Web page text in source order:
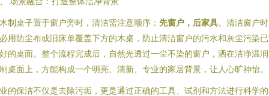
制桌子置于窗户旁时，清洁需注意顺序： 先窗户，后家具。清洁窗户
用防尘布或旧床单覆盖下方的木桌，防止清洁窗户的污水和灰尘污染
的桌面。整个流程完成后，自然光透过一尘不染的窗户，洒在洁净温
桌面上，方能构成一个明亮、清新、专业的家居背景，让人心旷神怡。
的保洁不仅是去除污垢，更是通过正确的工具、试剂和方法进行科学